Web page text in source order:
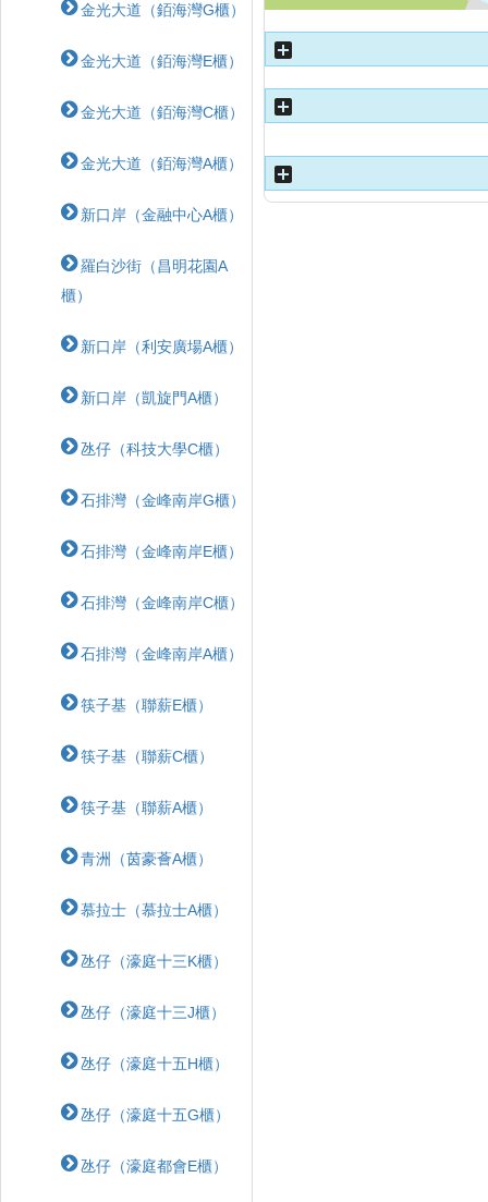
金光大道（銆海灣G櫃）
金光大道（銆海灣E櫃）
金光大道（銆海灣C櫃）
金光大道（銆海灣A櫃）
新口岸（金融中心A櫃）
羅白沙街（昌明花園A
櫃）
新口岸（利安廣場A櫃）
新口岸（凱旋門A櫃）
氹仔（科技大學C櫃）
石排灣（金峰南岸G櫃）
石排灣（金峰南岸E櫃）
石排灣（金峰南岸C櫃）
石排灣（金峰南岸A櫃）
筷子基（聯薪E櫃）
筷子基（聯薪C櫃）
筷子基（聯薪A櫃）
青洲（茵豪薈A櫃）
慕拉士（慕拉士A櫃）
氹仔（濠庭十三K櫃）
氹仔（濠庭十三J櫃）
氹仔（濠庭十五H櫃）
氹仔（濠庭十五G櫃）
氹仔（濠庭都會E櫃）